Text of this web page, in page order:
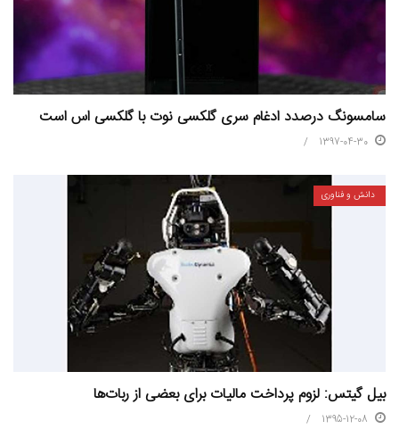
سامسونگ درصدد ادغام سری گلکسی نوت با گلکسی اس است
1397-04-30
دانش و فناوری
بیل گیتس: لزوم پرداخت مالیات برای بعضی از ربات‌ها
1395-12-08